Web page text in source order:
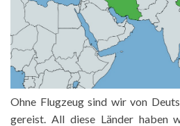
Ohne Flugzeug sind wir von
gereist. All diese Länder haben